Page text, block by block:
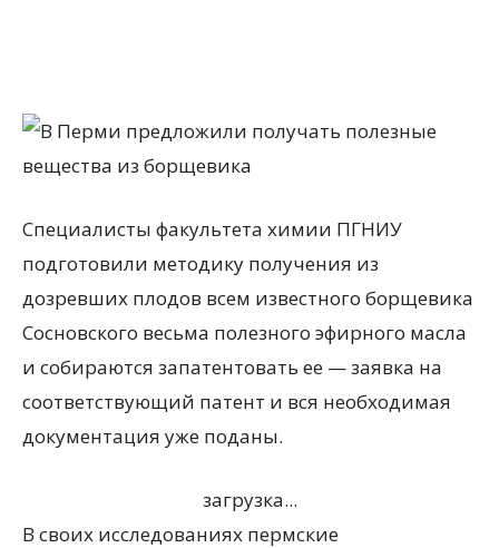
Специалисты факультета химии ПГНИУ
подготовили методику получения из
дозревших плодов всем известного борщевика
Сосновского весьма полезного эфирного масла
и собираются запатентовать ее — заявка на
соответствующий патент и вся необходимая
документация уже поданы.
загрузка...
В своих исследованиях пермские